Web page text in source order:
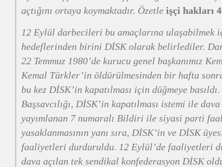
açtığını ortaya koymaktadır. Özetle işçi hakları
12 Eylül darbecileri bu amaçlarına ulaşabilmek
hedeflerinden birini DİSK olarak belirlediler.
22 Temmuz 1980’de kurucu genel başkanımız
Kemal Türkler’in öldürülmesinden bir hafta
bu kez DİSK’in kapatılması için düğmeye
Başsavcılığı, DİSK’in kapatılması istemi ile
yayımlanan 7 numaralı Bildiri ile siyasi parti
yasaklanmasının yanı sıra, DİSK’in ve DİSK
faaliyetleri durduruldu. 12 Eylül’de faaliyetleri
dava açılan tek sendikal konfederasyon DİSK